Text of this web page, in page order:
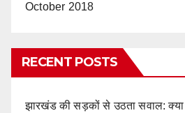
October 2018
RECENT POSTS
झारखंड की सड़कों से उठता सवाल: क्या